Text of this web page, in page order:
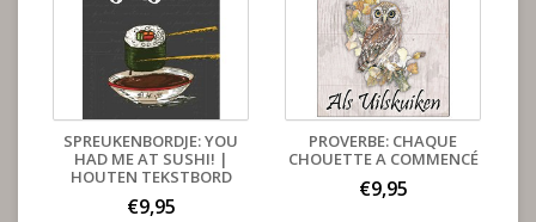
SPREUKENBORDJE: YOU
HAD ME AT SUSHI! |
HOUTEN TEKSTBORD
€9,95
PROVERBE: CHAQUE
CHOUETTE A COMMENCÉ
€9,95